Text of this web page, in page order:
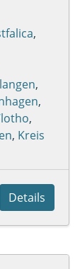
,
,
,
,
, Kreis
Details